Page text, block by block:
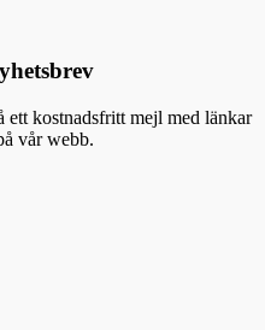
kostnadsfritt mejl med länkar
vår webb.